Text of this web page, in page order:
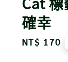
確幸
Regular
NT$ 170